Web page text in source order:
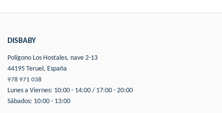
DISBABY
Polígono Los Hostales, nave 2-13
44195 Teruel, España
978 971 038
Lunes a Viernes: 10:00 - 14:00 / 17:00 - 20:00
Sábados: 10:00 - 13:00